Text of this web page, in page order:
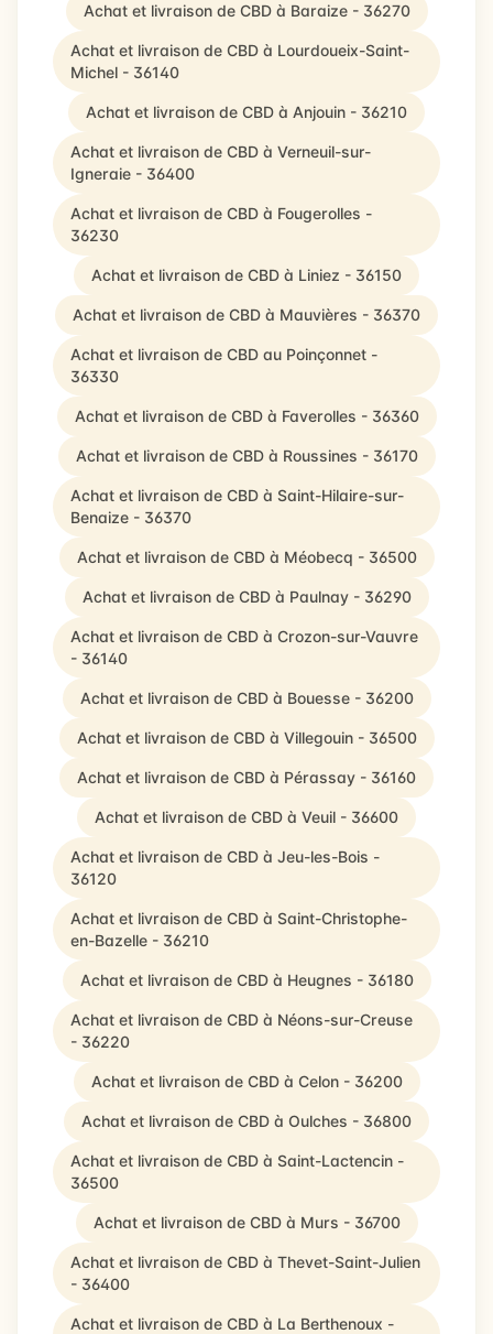
Achat et livraison de CBD à Baraize - 36270
Achat et livraison de CBD à Lourdoueix-Saint-
Michel - 36140
Achat et livraison de CBD à Anjouin - 36210
Achat et livraison de CBD à Verneuil-sur-
Igneraie - 36400
Achat et livraison de CBD à Fougerolles -
36230
Achat et livraison de CBD à Liniez - 36150
Achat et livraison de CBD à Mauvières - 36370
Achat et livraison de CBD au Poinçonnet -
36330
Achat et livraison de CBD à Faverolles - 36360
Achat et livraison de CBD à Roussines - 36170
Achat et livraison de CBD à Saint-Hilaire-sur-
Benaize - 36370
Achat et livraison de CBD à Méobecq - 36500
Achat et livraison de CBD à Paulnay - 36290
Achat et livraison de CBD à Crozon-sur-Vauvre
- 36140
Achat et livraison de CBD à Bouesse - 36200
Achat et livraison de CBD à Villegouin - 36500
Achat et livraison de CBD à Pérassay - 36160
Achat et livraison de CBD à Veuil - 36600
Achat et livraison de CBD à Jeu-les-Bois -
36120
Achat et livraison de CBD à Saint-Christophe-
en-Bazelle - 36210
Achat et livraison de CBD à Heugnes - 36180
Achat et livraison de CBD à Néons-sur-Creuse
- 36220
Achat et livraison de CBD à Celon - 36200
Achat et livraison de CBD à Oulches - 36800
Achat et livraison de CBD à Saint-Lactencin -
36500
Achat et livraison de CBD à Murs - 36700
Achat et livraison de CBD à Thevet-Saint-Julien
- 36400
Achat et livraison de CBD à La Berthenoux -